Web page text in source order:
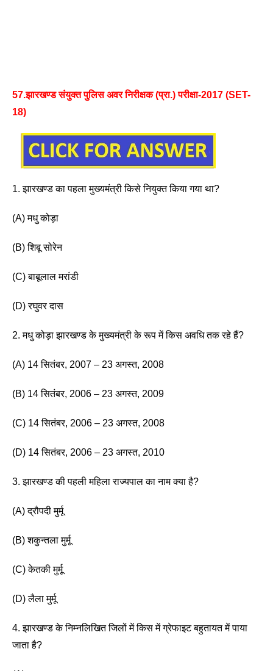
57.झारखण्ड संयुक्त पुलिस अवर निरीक्षक (प्रा.) परीक्षा-2017 (SET-
18)
1. झारखण्ड का पहला मुख्यमंत्री किसे नियुक्त किया गया था?
(A) मधु कोड़ा
(B) शिबू सोरेन
(C) बाबूलाल मरांडी
(D) रघुवर दास
2. मधु कोड़ा झारखण्ड के मुख्यमंत्री के रूप में किस अवधि तक रहे हैं?
(A) 14 सितंबर, 2007 – 23 अगस्त, 2008
(B) 14 सितंबर, 2006 – 23 अगस्त, 2009
(C) 14 सितंबर, 2006 – 23 अगस्त, 2008
(D) 14 सितंबर, 2006 – 23 अगस्त, 2010
3. झारखण्ड की पहली महिला राज्यपाल का नाम क्या है?
(A) द्रौपदी मुर्मू
(B) शकुन्तला मुर्मू
(C) केतकी मुर्मू
(D) लैला मुर्मू
4. झारखण्ड के निम्नलिखित जिलों में किस में ग्रेफाइट बहुतायत में पाया
जाता है?